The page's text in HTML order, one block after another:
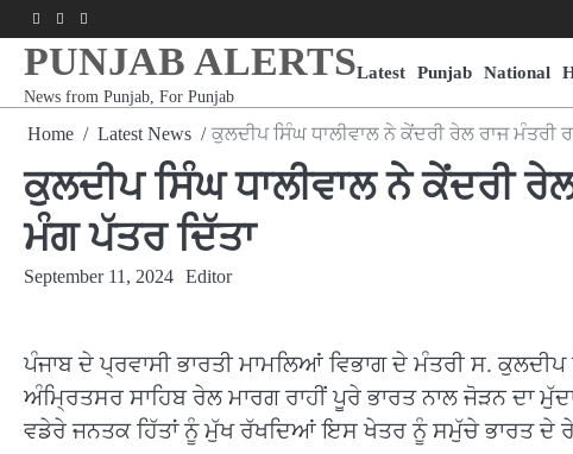
to
content
Facebook
YoutubeInstagram
PUNJAB ALERTS
News from Punjab, For Punjab
Latest Punjab National
Home Latest News ਕੁਲਦੀਪ ਸਿੰਘ ਧਾਲੀਵਾਲ ਨੇ ਕੇਂਦਰੀ ਰੇਲ ਰਾਜ ਮੰਤਰੀ
ਕੁਲਦੀਪ ਸਿੰਘ ਧਾਲੀਵਾਲ ਨੇ ਕੇਂਦਰੀ
ਮੰਗ ਪੱਤਰ ਦਿੱਤਾ
September 11, 2024 Editor
ਪੰਜਾਬ ਦੇ ਪ੍ਰਵਾਸੀ ਭਾਰਤੀ ਮਾਮਲਿਆਂ ਵਿਭਾਗ ਦੇ ਮੰਤਰੀ ਸ.
ਅੰਮ੍ਰਿਤਸਰ ਸਾਹਿਬ ਰੇਲ ਮਾਰਗ ਰਾਹੀਂ ਪੂਰੇ ਭਾਰਤ ਨਾਲ ਜੋੜਨ ਦਾ
ਵਡੇਰੇ ਜਨਤਕ ਹਿੱਤਾਂ ਨੂੰ ਮੁੱਖ ਰੱਖਦਿਆਂ ਇਸ ਖੇਤਰ ਨੂੰ ਸਮੁੱਚੇ ਭਾਰਤ ਦੇ